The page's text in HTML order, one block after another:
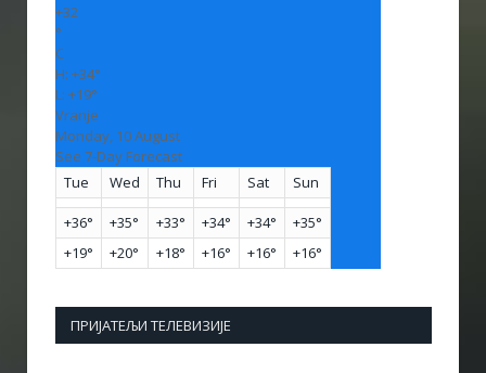
+32
°
C
H: +34°
L: +19°
Vranje
Monday, 10 August
See 7-Day Forecast
Tue
Wed Thu Fri Sat Sun
+36° +35° +33° +34° +34° +35°
+19° +20° +18° +16° +16° +16°
ПРИЈАТЕЉИ ТЕЛЕВИЗИЈЕ